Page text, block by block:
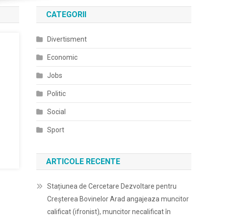
CATEGORII
Divertisment
Economic
Jobs
Politic
Social
Sport
ARTICOLE RECENTE
Stațiunea de Cercetare Dezvoltare pentru
Creșterea Bovinelor Arad angajeaza muncitor
calificat (ifronist), muncitor necalificat în